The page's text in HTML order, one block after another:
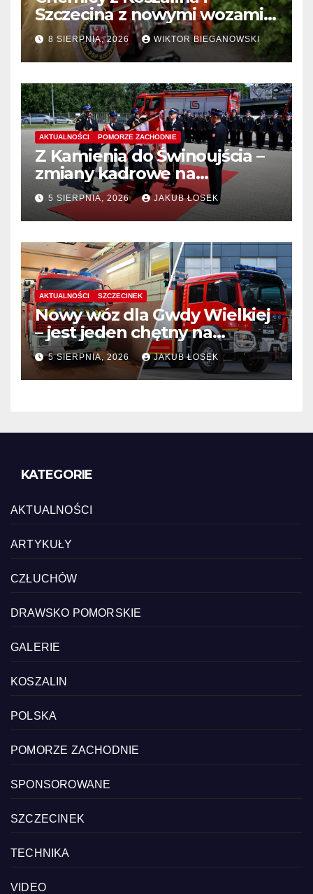
Szczecina z nowymi wozami –
wyłoniono wykonawcę
8 SIERPNIA, 2026 WIKTOR BIEGANOWSKI
AKTUALNOŚCI POMORZE ZACHODNIE
Z Kamienia do Świnoujścia –
zmiany kadrowe na
stanowiskach komendantów
5 SIERPNIA, 2026 JAKUB ŁOSEK
AKTUALNOŚCI SZCZECINEK
Nowy wóz dla Gwdy Wielkiej
– jest jeden chętny na
dostawę
5 SIERPNIA, 2026 JAKUB ŁOSEK
KATEGORIE
AKTUALNOŚCI
ARTYKUŁY
CZŁUCHÓW
DRAWSKO POMORSKIE
GALERIE
KOSZALIN
POLSKA
POMORZE ZACHODNIE
SPONSOROWANE
SZCZECINEK
TECHNIKA
VIDEO